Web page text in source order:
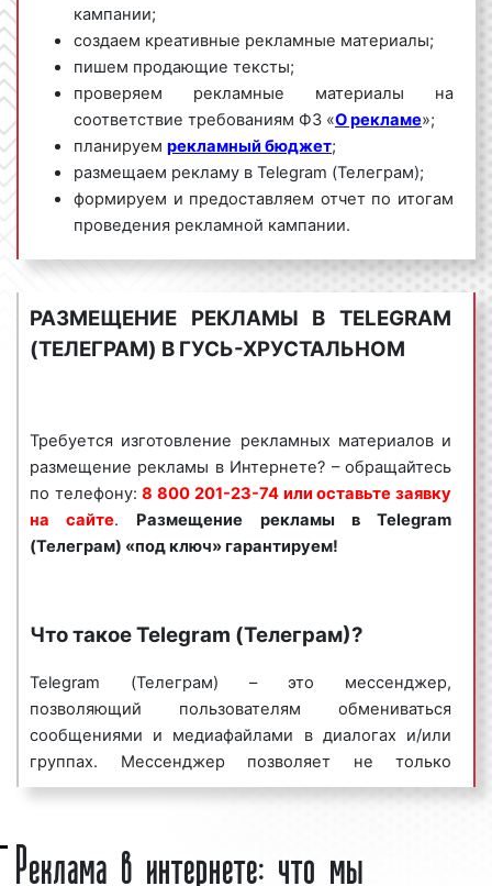
кампании;
создаем креативные рекламные материалы;
пишем продающие тексты;
проверяем рекламные материалы на
соответствие требованиям ФЗ «О рекламе»;
планируем рекламный бюджет;
размещаем рекламу в Telegram (Телеграм);
формируем и предоставляем отчет по итогам
проведения рекламной кампании.
Мы обладаем большим опытом и необходимыми
знаниями для проведения качественных и
эффективных рекламных кампаний в Telegram
(Телеграм) в Гусь-Хрустальном и Владимирской
области необходимо обращаться по
телефону:
8 800 201-23-74 или оставить заявку на
сайте
. Размещение рекламы в
Telegram
(Телеграм)
«под ключ» гарантируем!
(Телеграм). Нашим агентством выполнено большое
используют Интернет-рекламу в Гусь-Хрустальном
и Владимирской области в качестве основной
площадки для размещения рекламы.
Востребованность данного вида рекламы
объясняется тем, что аудитория Telegram
занимают много времени, а эффективность
РАЗМЕЩЕНИЕ РЕКЛАМЫ В TELEGRAM
(ТЕЛЕГРАМ) В ГУСЬ-ХРУСТАЛЬНОМ
Требуется изготовление рекламных материалов и
размещение рекламы в Интернете? – обращайтесь
по телефону:8 800 201-23-74 или оставьте заявку
на сайте. Размещение рекламы вTelegram
(Телеграм) «под ключ» гарантируем!
Что такое Telegram (Телеграм)?
Telegram (Телеграм) – это мессенджер,
позволяющий пользователям обмениваться
сообщениями и медиафайлами в диалогах и/или
группах. Мессенджер позволяет не только
обмениваться сообщениями, но и хранить
прикреплять файлы, стикеры, gif-анимации и
Реклама в интернете: что мы